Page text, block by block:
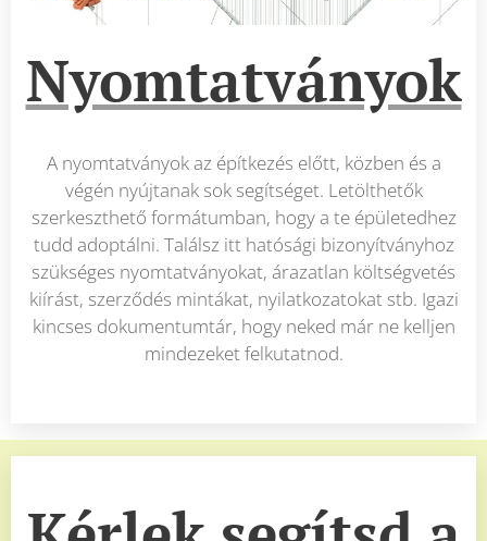
Nyomtatványok
A nyomtatványok az építkezés előtt, közben és a
végén nyújtanak sok segítséget. Letölthetők
szerkeszthető formátumban, hogy a te épületedhez
tudd adoptálni. Találsz itt hatósági bizonyítványhoz
szükséges nyomtatványokat, árazatlan költségvetés
kiírást, szerződés mintákat, nyilatkozatokat stb. Igazi
kincses dokumentumtár, hogy neked már ne kelljen
mindezeket felkutatnod.